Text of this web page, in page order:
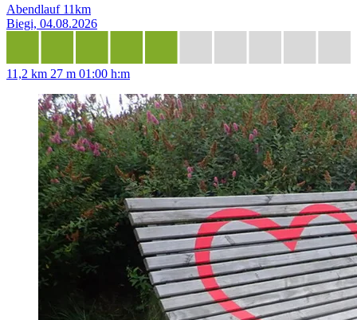
Abendlauf 11km
Biegi, 04.08.2026
11,2 km 27 m 01:00 h:m